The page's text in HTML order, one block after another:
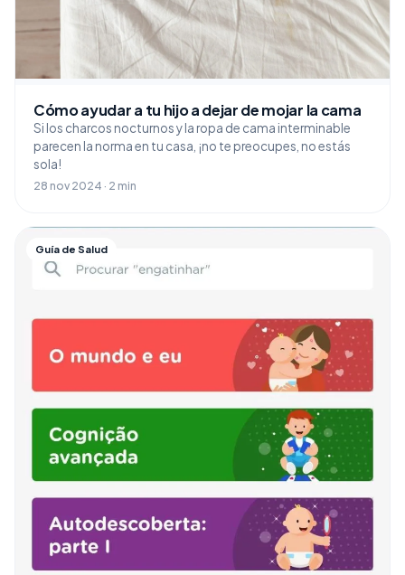
Cómo ayudar a tu hijo a dejar de mojar la cama
Si los charcos nocturnos y la ropa de cama interminable
parecen la norma en tu casa, ¡no te preocupes, no estás
sola!
28 nov 2024 · 2 min
Guía de Salud